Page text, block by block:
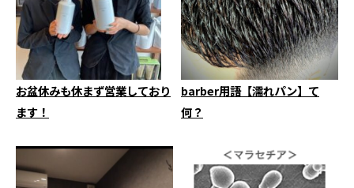
お盆休みも休まず営業しており
ます！
barber用語【濡れパン】て
何？